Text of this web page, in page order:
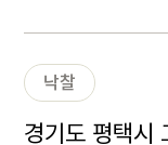
낙찰
경기도 평택시